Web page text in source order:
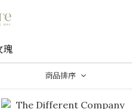
瑰
商品排序